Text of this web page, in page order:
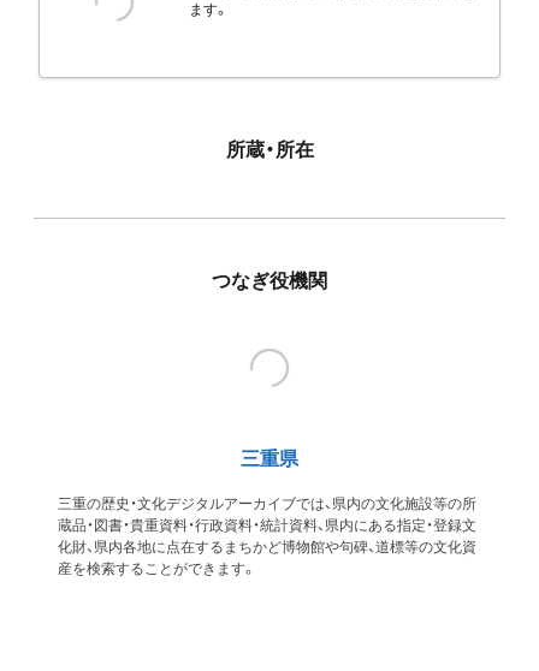
ます。
所蔵・所在
つなぎ役機関
三重県
三重の歴史・文化デジタルアーカイブでは、県内の文化施設等の所
蔵品・図書・貴重資料・行政資料・統計資料、県内にある指定・登録文
化財、県内各地に点在するまちかど博物館や句碑、道標等の文化資
産を検索することができます。